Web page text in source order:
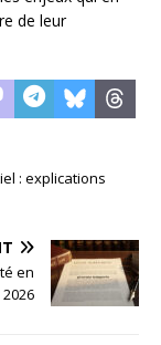
de leur
: explications
en
2026